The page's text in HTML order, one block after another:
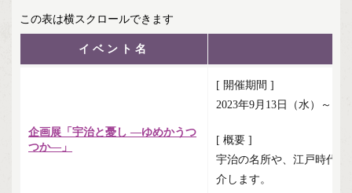
イベント名
企画展「宇治と憂し ―ゆめかうつ
つか―」
[ 開催期間 ]
2023年9月13日（水）～11
[ 概要 ]
宇治の名所や、江戸時代
介します。